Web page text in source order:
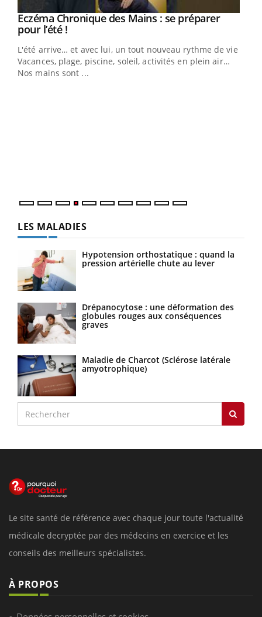
Youtube
Eczéma Chronique des Mains : se préparer
pour l’été !Youtube
L'été arrive… et avec lui, un tout nouveau rythme de vie !
Vacances, plage, piscine, soleil, activités en plein air…
Nos mains sont ...
LES MALADIES
Hypotension orthostatique : quand la
pression artérielle chute au lever
Drépanocytose : une déformation des
globules rouges aux conséquences
graves
Maladie de Charcot (Sclérose latérale
amyotrophique)
Le site santé de référence avec chaque jour toute l'actualité
médicale decryptée par des médecins en exercice et les
conseils des meilleurs spécialistes.
À PROPOS